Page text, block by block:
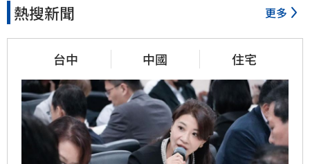
熱搜新聞 更多
台中 中國 住宅